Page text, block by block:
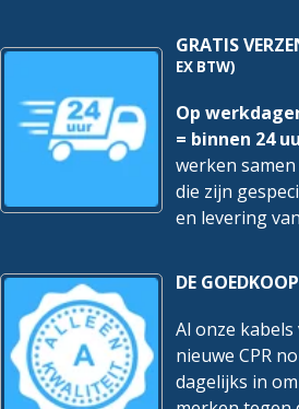
GRATIS
EX BTW)
Op
= binnen 24
werken
die zijn
en levering
DE
Al onze
nieuwe CPR
dagelijks in